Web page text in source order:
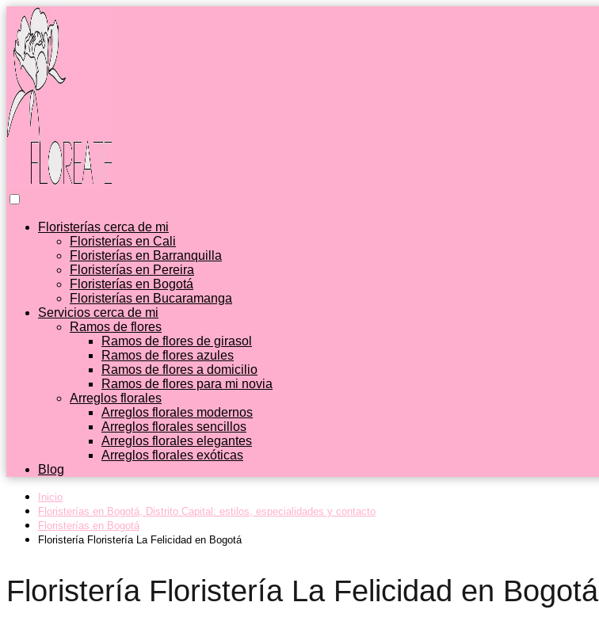
Floristerías cerca de mi
Floristerías en Cali
Floristerías en Barranquilla
Floristerías en Pereira
Floristerías en Bogotá
Floristerías en Bucaramanga
Servicios cerca de mi
Ramos de flores
Ramos de flores de girasol
Ramos de flores azules
Ramos de flores a domicilio
Ramos de flores para mi novia
Arreglos florales
Arreglos florales modernos
Arreglos florales sencillos
Arreglos florales elegantes
Arreglos florales exóticas
Blog
Inicio
Floristerías en Bogotá, Distrito Capital: estilos, especialidades y contacto
Floristerías en Bogotá
Floristería Floristería La Felicidad en Bogotá
Floristería Floristería La Felicidad en Bogotá